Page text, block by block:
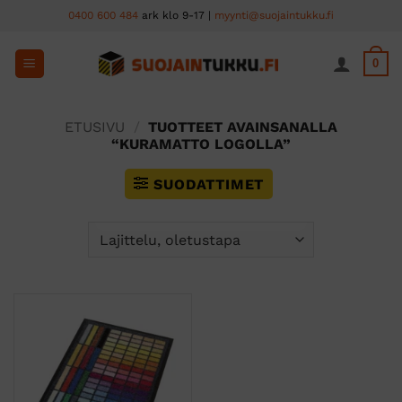
content
0400 600 484 ark klo 9-17 | myynti@suojaintukku.fi
0
ETUSIVU
TUOTTEET AVAINSANALLA
“KURAMATTO LOGOLLA”
SUODATTIMET